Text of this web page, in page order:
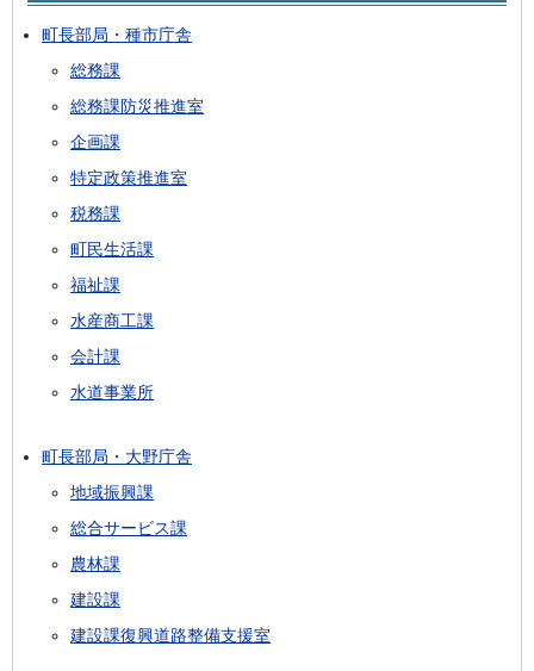
町長部局・種市庁舎
総務課
総務課防災推進室
企画課
特定政策推進室
税務課
町民生活課
福祉課
水産商工課
会計課
水道事業所
町長部局・大野庁舎
地域振興課
総合サービス課
農林課
建設課
建設課復興道路整備支援室